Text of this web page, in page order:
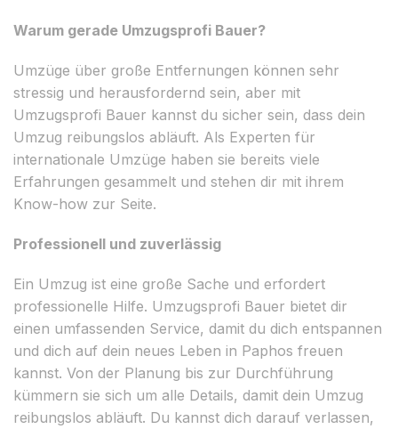
Warum gerade Umzugsprofi Bauer?
Umzüge über große Entfernungen können sehr
stressig und herausfordernd sein, aber mit
Umzugsprofi Bauer kannst du sicher sein, dass dein
Umzug reibungslos abläuft. Als Experten für
internationale Umzüge haben sie bereits viele
Erfahrungen gesammelt und stehen dir mit ihrem
Know-how zur Seite.
Professionell und zuverlässig
Ein Umzug ist eine große Sache und erfordert
professionelle Hilfe. Umzugsprofi Bauer bietet dir
einen umfassenden Service, damit du dich entspannen
und dich auf dein neues Leben in Paphos freuen
kannst. Von der Planung bis zur Durchführung
kümmern sie sich um alle Details, damit dein Umzug
reibungslos abläuft. Du kannst dich darauf verlassen,